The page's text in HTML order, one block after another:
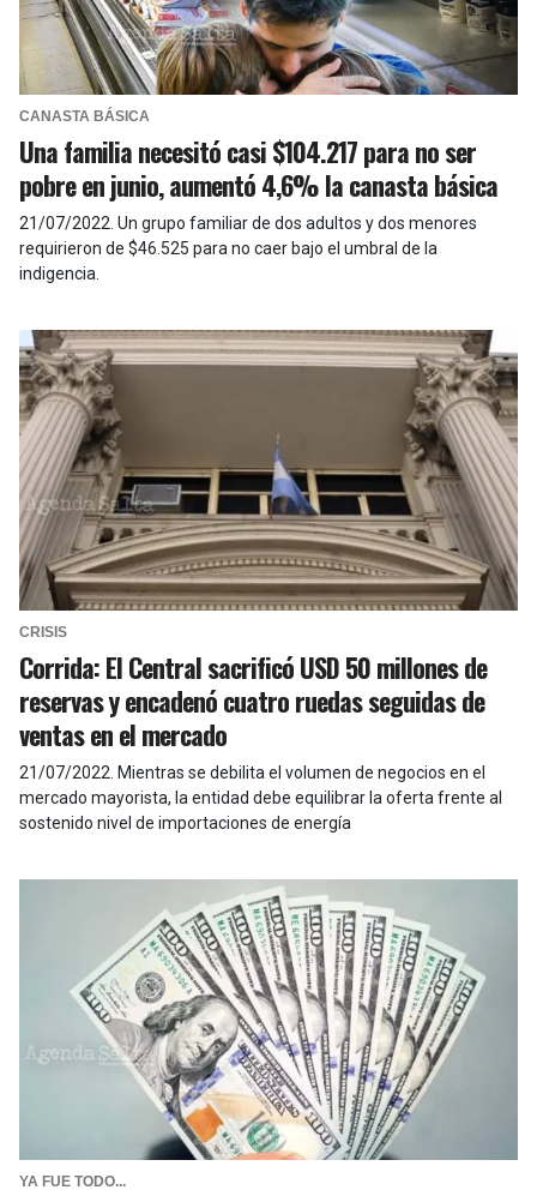
CANASTA BÁSICA
Una familia necesitó casi $104.217 para no ser
pobre en junio, aumentó 4,6% la canasta básica
21/07/2022 Un grupo familiar de dos adultos y dos menores
requirieron de $46.525 para no caer bajo el umbral de la
indigencia.
CRISIS
Corrida: El Central sacrificó USD 50 millones de
reservas y encadenó cuatro ruedas seguidas de
ventas en el mercado
21/07/2022 Mientras se debilita el volumen de negocios en el
mercado mayorista, la entidad debe equilibrar la oferta frente al
sostenido nivel de importaciones de energía
YA FUE TODO...